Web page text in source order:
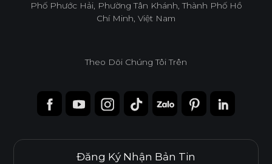
o o
Test/ ISO 12460-1).
Phố Phước Hải, Phường Tân Khánh, Thành Phố Hồ
Chí Minh, Việt Nam
Theo Dõi Chúng Tôi Trên
Đăng Ký Nhận Bản Tin